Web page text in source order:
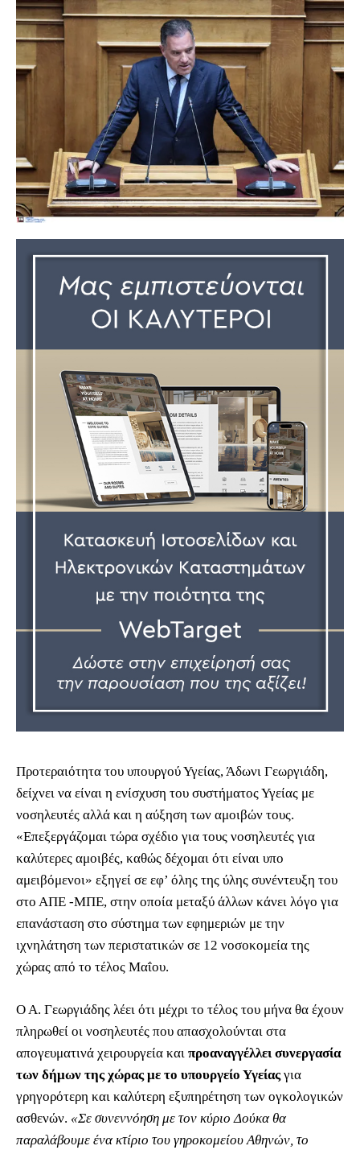
Προτεραιότητα του υπουργού Υγείας, Άδωνι Γεωργιάδη,
δείχνει να είναι η ενίσχυση του συστήματος Υγείας με
νοσηλευτές αλλά και η αύξηση των αμοιβών τους.
«Επεξεργάζομαι τώρα σχέδιο για τους νοσηλευτές για
καλύτερες αμοιβές, καθώς δέχομαι ότι είναι υπο
αμειβόμενοι» εξηγεί σε εφ’ όλης της ύλης συνέντευξη του
στο ΑΠΕ -ΜΠΕ, στην οποία μεταξύ άλλων κάνει λόγο για
επανάσταση στο σύστημα των εφημεριών με την
ιχνηλάτηση των περιστατικών σε 12 νοσοκομεία της
χώρας από το τέλος Μαΐου.
Ο Α. Γεωργιάδης λέει ότι μέχρι το τέλος του μήνα θα έχουν
πληρωθεί οι νοσηλευτές που απασχολούνται στα
απογευματινά χειρουργεία και προαναγγέλλει συνεργασία
των δήμων της χώρας με το υπουργείο Υγείας για
γρηγορότερη και καλύτερη εξυπηρέτηση των ογκολογικών
ασθενών. «Σε συνεννόηση με τον κύριο Δούκα θα
παραλάβουμε ένα κτίριο του γηροκομείου Αθηνών, το